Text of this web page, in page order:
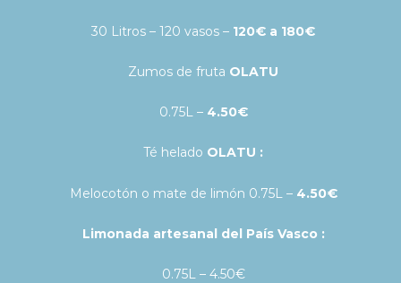
30 Litros – 120 vasos – 120€ a 180€
Zumos de fruta OLATU
0.75L – 4.50€
Té helado OLATU :
Melocotón o mate de limón 0.75L – 4.50€
Limonada artesanal del País Vasco :
0.75L – 4.50€